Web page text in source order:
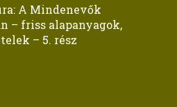
A Mindenevők
– friss alapanyagok,
– 5. rész